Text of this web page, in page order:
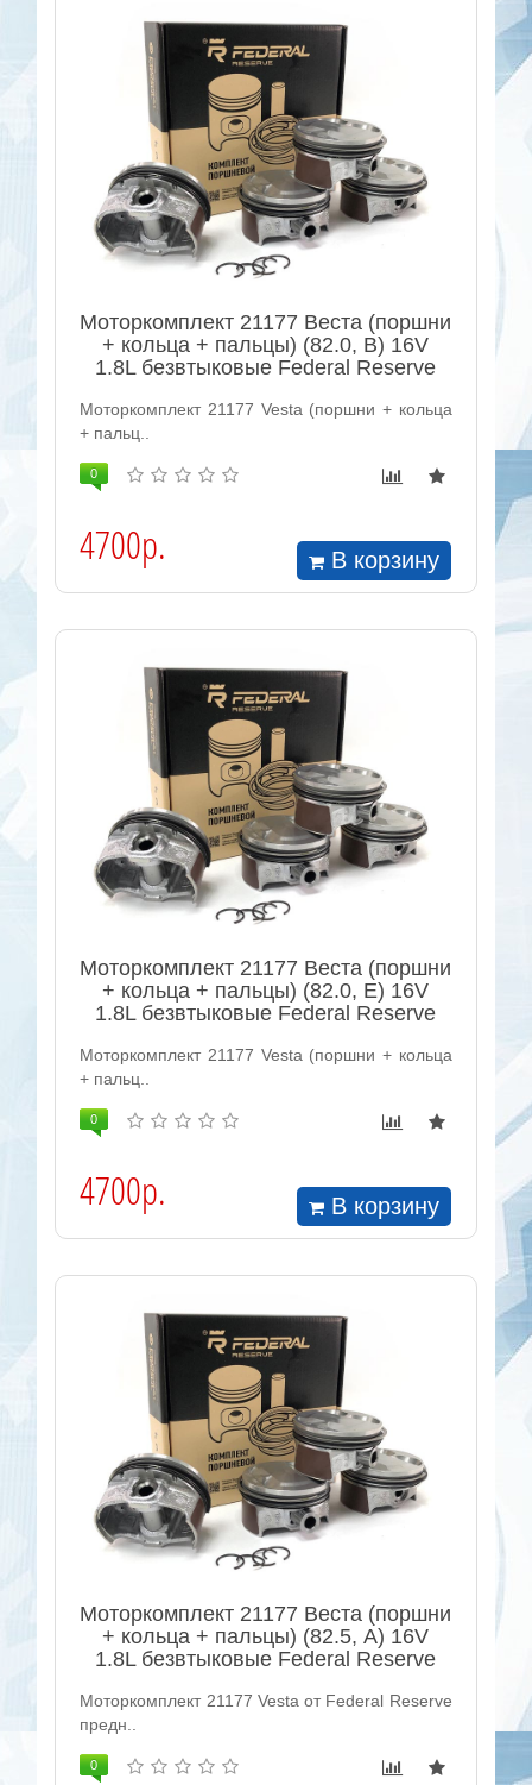
Моторкомплект 21177 Веста (поршни
+ кольца + пальцы) (82.0, B) 16V
1.8L безвтыковые Federal Reserve
Моторкомплект 21177 Vesta (поршни + кольца
+ пальц..
0
4700р. В корзину
Моторкомплект 21177 Веста (поршни
+ кольца + пальцы) (82.0, Е) 16V
1.8L безвтыковые Federal Reserve
Моторкомплект 21177 Vesta (поршни + кольца
+ пальц..
0
4700р. В корзину
Моторкомплект 21177 Веста (поршни
+ кольца + пальцы) (82.5, А) 16V
1.8L безвтыковые Federal Reserve
Моторкомплект 21177 Vesta от Federal Reserve
предн..
0